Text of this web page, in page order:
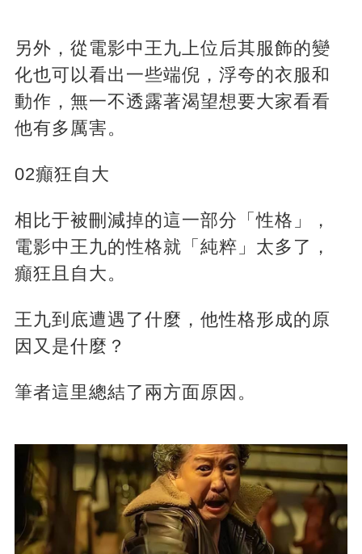
另外，從電影中王九上位后其服飾的變
化也可以看出一些端倪，浮夸的衣服和
動作，無一不透露著渴望想要大家看看
他有多厲害。
02癲狂自大
相比于被刪減掉的這一部分「性格」，
電影中王九的性格就「純粹」太多了，
癲狂且自大。
王九到底遭遇了什麼，他性格形成的原
因又是什麼？
筆者這里總結了兩方面原因。